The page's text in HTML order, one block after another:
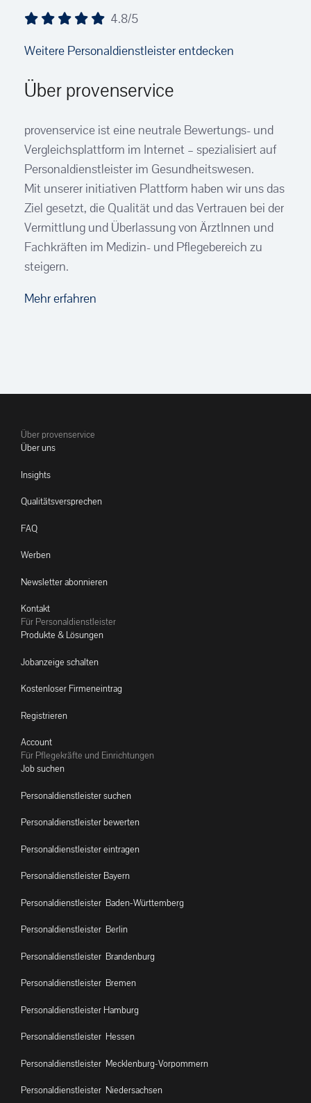
4.8/5
Weitere Personaldienstleister entdecken
Über provenservice
provenservice ist eine neutrale Bewertungs- und
Vergleichsplattform im Internet – spezialisiert auf
Personaldienstleister im Gesundheitswesen.
Mit unserer initiativen Plattform haben wir uns das
Ziel gesetzt, die Qualität und das Vertrauen bei der
Vermittlung und Überlassung von ÄrztInnen und
Fachkräften im Medizin- und Pflegebereich zu
steigern.
Mehr erfahren
Über provenservice
Über uns
Insights
Qualitätsversprechen
FAQ
Werben
Newsletter abonnieren
Kontakt
Für Personaldienstleister
Produkte & Lösungen
Jobanzeige schalten
Kostenloser Firmeneintrag
Registrieren
Account
Für Pflegekräfte und Einrichtungen
Job suchen
Personaldienstleister suchen
Personaldienstleister bewerten
Personaldienstleister eintragen
Personaldienstleister Bayern
Personaldienstleister Baden-Württemberg
Personaldienstleister Berlin
Personaldienstleister Brandenburg
Personaldienstleister Bremen
Personaldienstleister Hamburg
Personaldienstleister Hessen
Personaldienstleister Mecklenburg-Vorpommern
Personaldienstleister Niedersachsen